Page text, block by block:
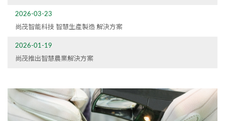
2026-03-23
尚茂智能科技 智慧生產製造 解決方案
2026-01-19
尚茂推出智慧農業解決方案